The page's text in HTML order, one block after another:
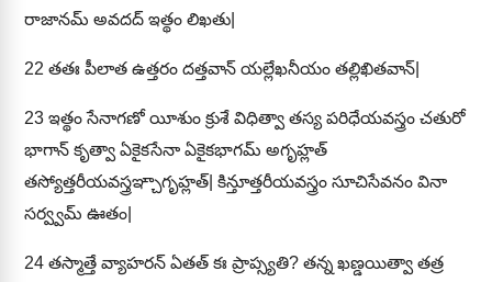
రాజానమ్ అవదద్ ఇత్థం లిఖతు|
22 తతః పీలాత ఉత్తరం దత్తవాన్ యల్లేఖనీయం తల్లిఖితవాన్|
23 ఇత్థం సేనాగణో యీశుం క్రుశే విధిత్వా తస్య పరిధేయవస్త్రం చతురో
భాగాన్ కృత్వా ఏకైకసేనా ఏకైకభాగమ్ అగృహ్లత్
తస్యోత్తరీయవస్త్రఞ్చాగృహ్లత్| కిన్తూత్తరీయవస్త్రం సూచిసేవనం వినా
సర్వ్వమ్ ఊతం|
24 తస్మాత్తే వ్యాహరన్ ఏతత్ కః ప్రాప్స్యతి? తన్న ఖణ్డయిత్వా తత్ర